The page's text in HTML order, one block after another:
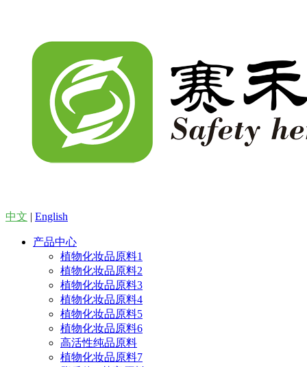
中文 | English
产品中心
植物化妆品原料1
植物化妆品原料2
植物化妆品原料3
植物化妆品原料4
植物化妆品原料5
植物化妆品原料6
高活性纯品原料
植物化妆品原料7